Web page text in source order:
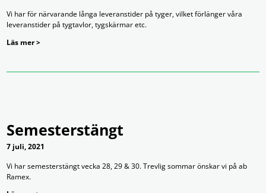
Vi har för närvarande långa leveranstider på tyger, vilket förlänger våra
leveranstider på tygtavlor, tygskärmar etc.
Läs mer >
Semesterstängt
7 juli, 2021
Vi har semesterstängt vecka 28, 29 & 30. Trevlig sommar önskar vi på ab
Ramex.